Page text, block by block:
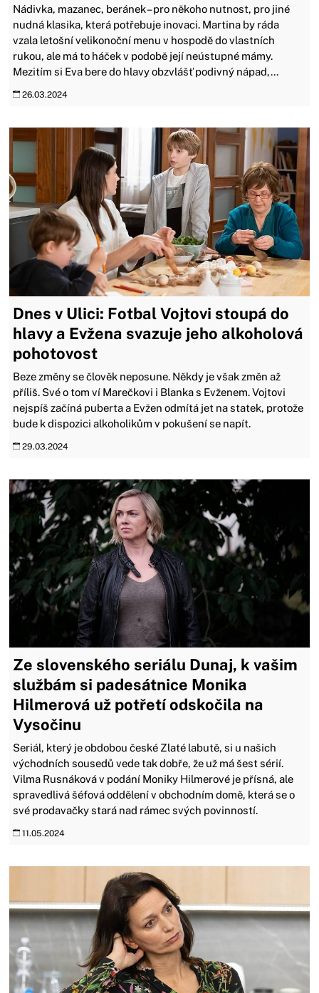
Nádivka, mazanec, beránek – pro někoho nutnost, pro jiné
nudná klasika, která potřebuje inovaci. Martina by ráda
vzala letošní velikonoční menu v hospodě do vlastních
rukou, ale má to háček v podobě její neústupné mámy.
Mezitím si Eva bere do hlavy obzvlášť podivný nápad,...
26.03.2024
Dnes v Ulici: Fotbal Vojtovi stoupá do
hlavy a Evžena svazuje jeho alkoholová
pohotovost
Beze změny se člověk neposune. Někdy je však změn až
příliš. Své o tom ví Marečkovi i Blanka s Evženem. Vojtovi
nejspíš začíná puberta a Evžen odmítá jet na statek, protože
bude k dispozici alkoholikům v pokušení se napít.
29.03.2024
Ze slovenského seriálu Dunaj, k vašim
službám si padesátnice Monika
Hilmerová už potřetí odskočila na
Vysočinu
Seriál, který je obdobou české Zlaté labutě, si u našich
východních sousedů vede tak dobře, že už má šest sérií.
Vilma Rusnáková v podání Moniky Hilmerové je přísná, ale
spravedlivá šéfová oddělení v obchodním domě, která se o
své prodavačky stará nad rámec svých povinností.
11.05.2024